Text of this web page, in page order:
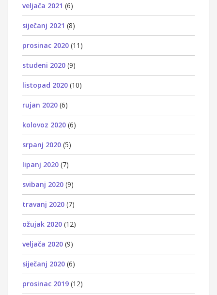
veljača 2021 (6)
siječanj 2021 (8)
prosinac 2020 (11)
studeni 2020 (9)
listopad 2020 (10)
rujan 2020 (6)
kolovoz 2020 (6)
srpanj 2020 (5)
lipanj 2020 (7)
svibanj 2020 (9)
travanj 2020 (7)
ožujak 2020 (12)
veljača 2020 (9)
siječanj 2020 (6)
prosinac 2019 (12)